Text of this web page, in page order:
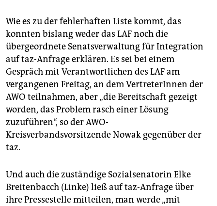
Wie es zu der fehlerhaften Liste kommt, das
konnten bislang weder das LAF noch die
übergeordnete Senatsverwaltung für Integration
auf taz-Anfrage erklären. Es sei bei einem
Gespräch mit Verantwortlichen des LAF am
vergangenen Freitag, an dem VertreterInnen der
AWO teilnahmen, aber „die Bereitschaft gezeigt
worden, das Problem rasch einer Lösung
zuzuführen“, so der AWO-
Kreisverbandsvorsitzende Nowak gegenüber der
taz.
Und auch die zuständige Sozialsenatorin Elke
Breitenbacch (Linke) ließ auf taz-Anfrage über
ihre Pressestelle mitteilen, man werde „mit